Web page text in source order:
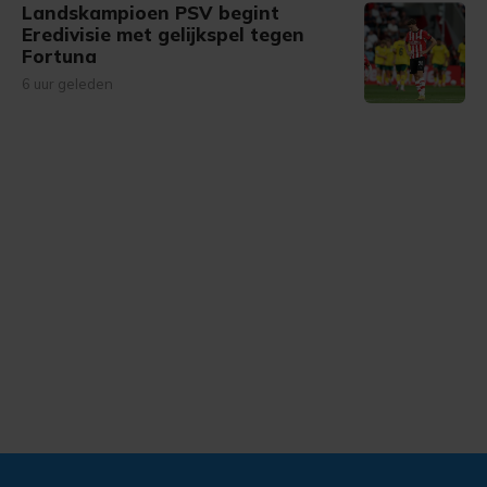
Landskampioen PSV begint
Eredivisie met gelijkspel tegen
Fortuna
6 uur geleden